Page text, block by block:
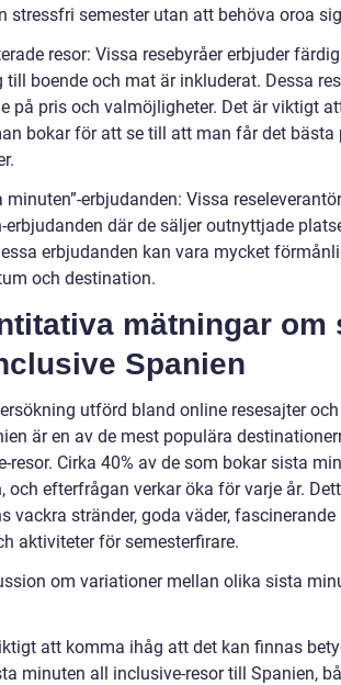
stressfri semester utan att behöva oroa
resor: Vissa resebyråer erbjuder
till boende och mat är inkluderat. Dessa
på pris och valmöjligheter. Det är viktigt
bokar för att se till att man får det bästa
minuten”-erbjudanden: Vissa
erbjudanden där de säljer outnyttjade
erbjudanden kan vara mycket
och destination.
mätningar om
Spanien
utförd bland online resesajter
är en av de mest populära
resor. Cirka 40% av de som bokar sista
och efterfrågan verkar öka för varje år.
vackra stränder, goda väder,
aktiviteter för semesterfirare.
om variationer mellan olika sista
att komma ihåg att det kan finnas
minuten all inclusive-resor till Spanien,